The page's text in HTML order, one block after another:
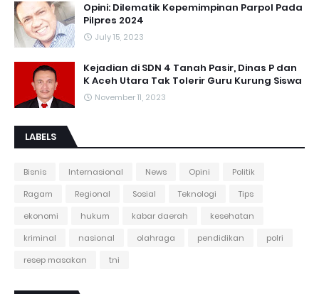
Opini: Dilematik Kepemimpinan Parpol Pada
Pilpres 2024
July 15, 2023
Kejadian di SDN 4 Tanah Pasir, Dinas P dan
K Aceh Utara Tak Tolerir Guru Kurung Siswa
November 11, 2023
LABELS
Bisnis Internasional News Opini
Politik
Ragam
Regional Sosial Teknologi
Tips
ekonomi
hukum kabar daerah
kesehatan
kriminal
nasional olahraga pendidikan
polri
resep masakan
tni